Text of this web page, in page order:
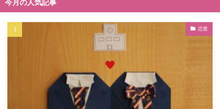
今月の人気記事
恋愛